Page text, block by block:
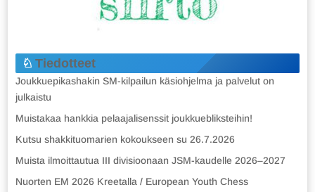
Tiedotteet
Joukkuepikashakin SM-kilpailun käsiohjelma ja palvelut on
julkaistu
Muistakaa hankkia pelaajalisenssit joukkuebliksteihin!
Kutsu shakkituomarien kokoukseen su 26.7.2026
Muista ilmoittautua III divisioonaan JSM-kaudelle 2026–2027
Nuorten EM 2026 Kreetalla / European Youth Chess